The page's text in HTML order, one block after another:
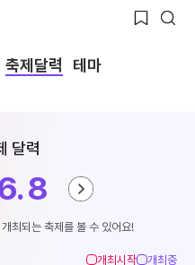
축제달력 테마
달력
8
최되는 축제를 볼 수 있어요!
개최시작 개최중